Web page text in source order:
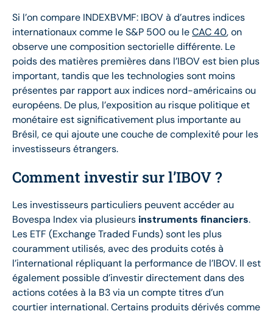
Si l’on compare INDEXBVMF: IBOV à d’autres indices
internationaux comme le S&P 500 ou leCAC 40, on
observe une composition sectorielle différente. Le
poids des matières premières dans l’IBOV est bien plus
important, tandis que les technologies sont moins
présentes par rapport aux indices nord-américains ou
européens. De plus, l’exposition au risque politique et
monétaire est significativement plus importante au
Brésil, ce qui ajoute une couche de complexité pour les
investisseurs étrangers.
Comment investir sur l’IBOV ?
Les investisseurs particuliers peuvent accéder au
Bovespa Index via plusieurs instruments financiers.
Les ETF (Exchange Traded Funds) sont les plus
couramment utilisés, avec des produits cotés à
l’international répliquant la performance de l’IBOV. Il est
également possible d’investir directement dans des
actions cotées à la B3 via un compte titres d’un
courtier international. Certains produits dérivés comme